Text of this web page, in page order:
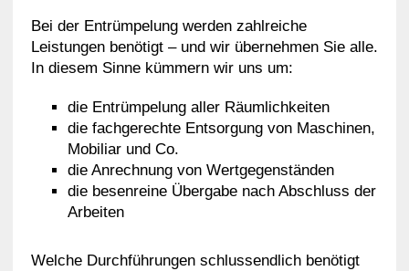
Bei der Entrümpelung werden zahlreiche
Leistungen benötigt – und wir übernehmen Sie alle.
In diesem Sinne kümmern wir uns um:
die Entrümpelung aller Räumlichkeiten
die fachgerechte Entsorgung von Maschinen,
Mobiliar und Co.
die Anrechnung von Wertgegenständen
die besenreine Übergabe nach Abschluss der
Arbeiten
Welche Durchführungen schlussendlich benötigt